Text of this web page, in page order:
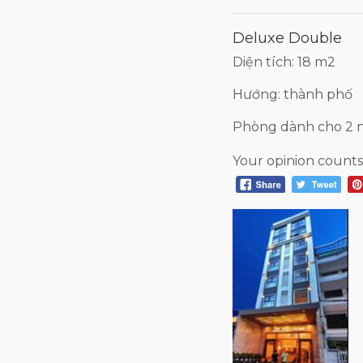
Deluxe Double
Diện tích: 18 m2
Hướng: thành phố
Phòng dành cho 2
Your opinion